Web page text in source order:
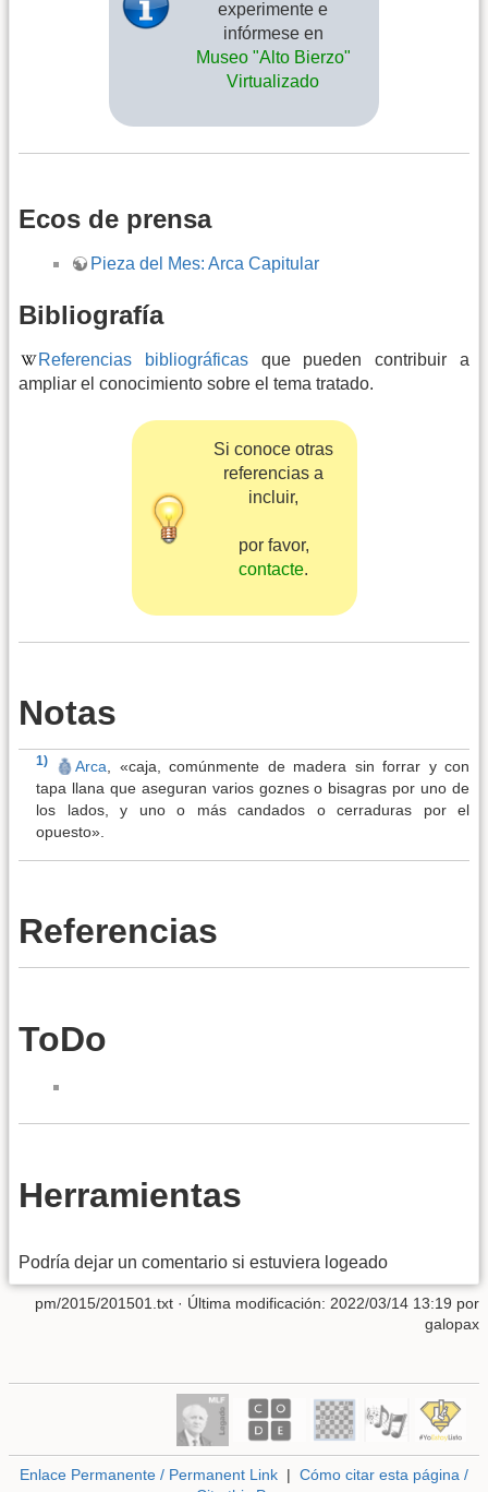
experimente e
infórmese en
Museo "Alto Bierzo"
Virtualizado
Ecos de prensa
Pieza del Mes: Arca Capitular
Bibliografía
Referencias bibliográficasque pueden contribuir a
ampliar el conocimiento sobre el tema tratado.
Si conoce otras
referencias a
incluir,
por favor,
contacte.
Notas
1) Arca , «caja, comúnmente de madera sin forrar y con
tapa llana que aseguran varios goznes o bisagras por uno de
los lados, y uno o más candados o cerraduras por el
opuesto».
Referencias
ToDo
Herramientas
Podría dejar un comentario si estuviera logeado
pm/2015/201501.txt · Última modificación: 2022/03/14 13:19 por
galopax
Enlace Permanente / Permanent Link | Cómo citar esta página /